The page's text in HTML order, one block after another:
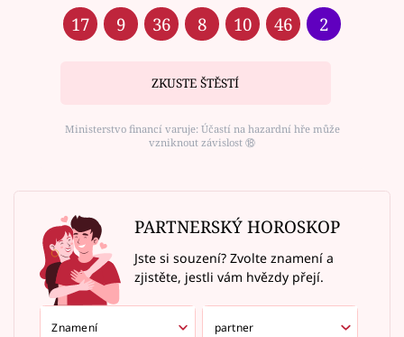
17 9 36 8 10 46 2
ZKUSTE ŠTĚSTÍ
Ministerstvo financí varuje: Účastí na hazardní hře může
vzniknout závislost ⑱
PARTNERSKÝ HOROSKOP
Jste si souzení? Zvolte znamení a
zjistěte, jestli vám hvězdy přejí.